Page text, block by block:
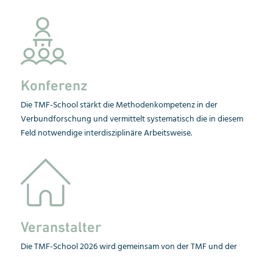
Konferenz
Die TMF-School stärkt die Methoden­kompetenz in der
Verbundforschung und vermittelt systematisch die in diesem
Feld notwendige interdisziplinäre Arbeitsweise.
Veranstalter
Die TMF-School 2026 wird gemeinsam von der TMF und der